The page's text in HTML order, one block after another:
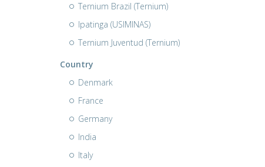
Ternium Brazil (Ternium)
Ipatinga (USIMINAS)
Ternium Juventud (Ternium)
Country
Denmark
France
Germany
India
Italy